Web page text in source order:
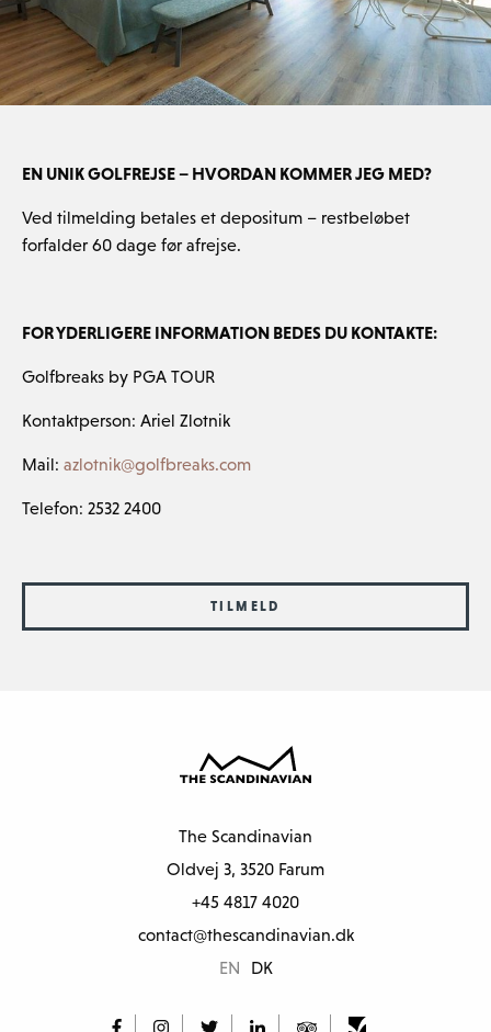
EN UNIK GOLFREJSE – HVORDAN KOMMER JEG MED?
Ved tilmelding betales et depositum – restbeløbet
forfalder 60 dage før afrejse.
FOR YDERLIGERE INFORMATION BEDES DU KONTAKTE:
Golfbreaks by PGA TOUR
Kontaktperson: Ariel Zlotnik
Mail: azlotnik@golfbreaks.com
Telefon: 2532 2400
TILMELD
The Scandinavian
Oldvej 3, 3520 Farum
+45 4817 4020
contact@thescandinavian.dk
EN
DK